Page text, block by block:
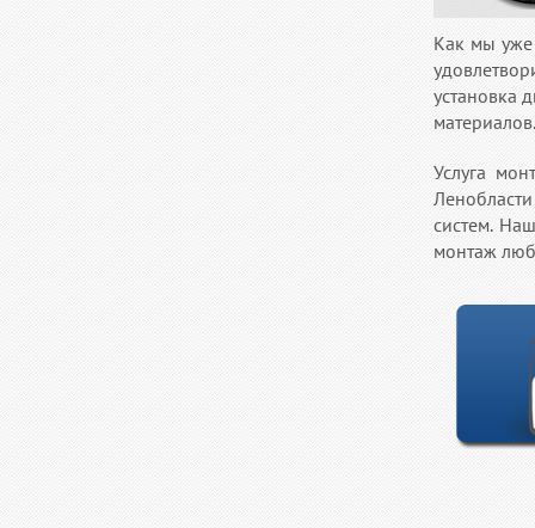
Как мы уже
установка
материалов.
Услуга
систем.
монтаж